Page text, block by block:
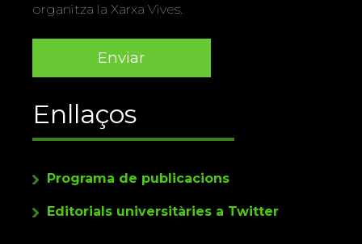
organitza la Xarxa Vives.
Enllaços
Programa de publicacions
Editorials universitàries a Twitter